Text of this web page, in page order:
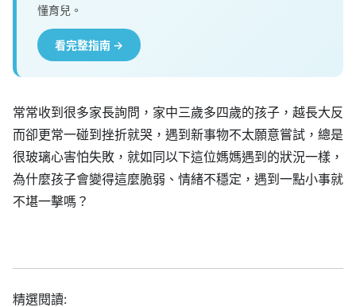
懂育兒。
看完整指南 →
常常收到很多家長詢問，家中三歲多四歲的孩子，越長大反
而卻更常一碰到挫折就哭，遇到新事物不太願意嘗試，總是
很玻璃心害怕失敗，就如同以下這位媽媽遇到的狀況一樣，
為什麼孩子會變得這麼脆弱、情緒不穩定，遇到一點小事就
不堪一擊嗎？
精選閱讀: